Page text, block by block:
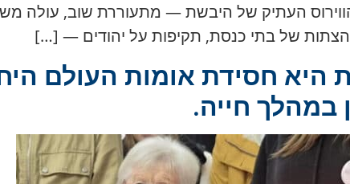
העתיק של היבשת — מתעוררת שוב, עולה
הצתות של בתי כנסת, תקיפות על יהודים — […]
היא חסידת אומות העולם
במהלך חייה.